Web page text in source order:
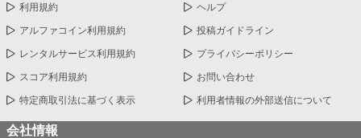
利用規約 ヘルプ
アルファコイン利用規約 投稿ガイドライン
レンタルサービス利用規約 プライバシーポリシー
スコア利用規約 お問い合わせ
特定商取引法に基づく表示 利用者情報の外部送信について
会社情報